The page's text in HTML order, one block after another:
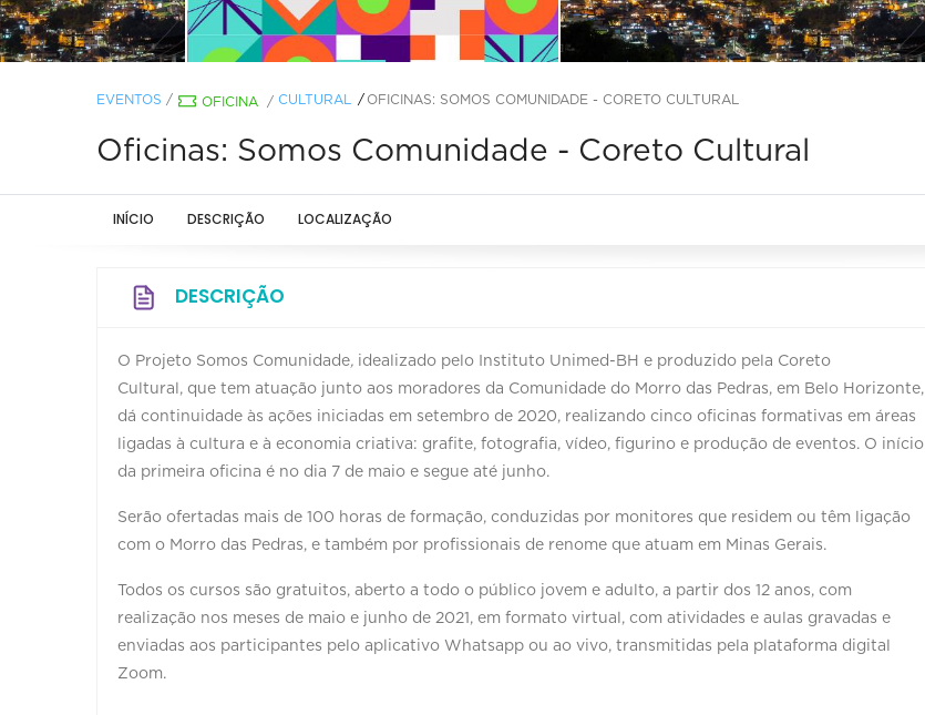
EVENTOS / OFICINA / CULTURAL OFICINAS: SOMOS COMUNIDADE - CORETO CULTURAL
Oficinas: Somos Comunidade - Coreto Cultural
INÍCIO DESCRIÇÃO LOCALIZAÇÃO
DESCRIÇÃO
O Projeto Somos Comunidade, idealizado pelo Instituto Unimed-BH e produzido pela Coreto
Cultural, que tem atuação junto aos moradores da Comunidade do Morro das Pedras, em Belo Horizonte,
dá continuidade às ações iniciadas em setembro de 2020, realizando cinco oficinas formativas em áreas
ligadas à cultura e à economia criativa: grafite, fotografia, vídeo, figurino e produção de eventos. O início
da primeira oficina é no dia 7 de maio e segue até junho.
Serão ofertadas mais de 100 horas de formação, conduzidas por monitores que residem ou têm ligação
com o Morro das Pedras, e também por profissionais de renome que atuam em Minas Gerais.
Todos os cursos são gratuitos, aberto a todo o público jovem e adulto, a partir dos 12 anos, com
realização nos meses de maio e junho de 2021, em formato virtual, com atividades e aulas gravadas e
enviadas aos participantes pelo aplicativo Whatsapp ou ao vivo, transmitidas pela plataforma digital
Zoom.